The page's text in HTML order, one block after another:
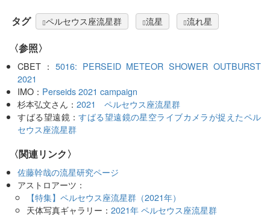
タグ ペルセウス座流星群 流星 流れ星
〈参照〉
CBET： 5016: PERSEID METEOR SHOWER OUTBURST
2021
IMO： Perseids 2021 campaign
杉本弘文さん：2021 ペルセウス座流星群
すばる望遠鏡：すばる望遠鏡の星空ライブカメラが捉えたペル
セウス座流星群
〈関連リンク〉
佐藤幹哉の流星研究ページ
アストロアーツ：
【特集】ペルセウス座流星群（2021年）
天体写真ギャラリー： 2021年 ペルセウス座流星群